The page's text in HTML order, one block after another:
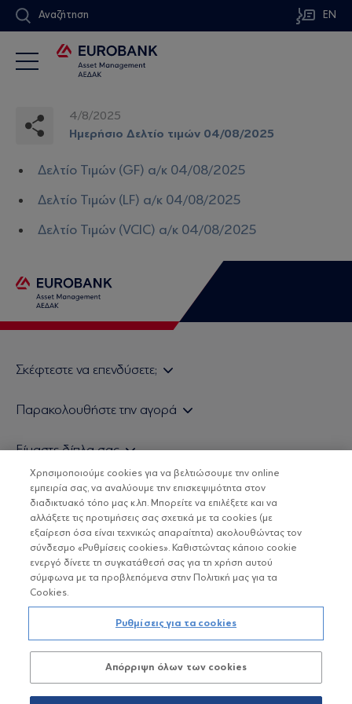
Αναζήτηση EN
4/8/2025
Ημερήσιο Δελτίο τιμών 04/08/2025
Δελτίο Τιμών (GF) α/κ 04/08/2025
Δελτίο Τιμών (LF) α/κ 04/08/2025
Δελτίο Τιμών (VCIC) α/κ 04/08/2025
Σκέφτεστε να επενδύσετε;
Τιμολογιακή Πολιτική
Δείτε τις πολιτικές μας
Βασικές Γνώσεις
Παρακολουθήστε την αγορά
Τα νέα μας
Χρήσιμοι σύνδεσμοι
Είμαστε δίπλα σας
H Eurobank Asset Management ΑΕΔΑΚ
Επενδυτική φιλοσοφία ESG
Πιστοποιημένα στελέχη και συνεργάτες
Αποστολή Βιογραφικών
ΟΙ ΟΣΕΚΑ ΔΕΝ ΕΧΟΥΝ ΕΓΓΥΗΜΕΝΗ ΑΠΟΔΟΣΗ ΚΑΙ ΟΙ
ΠΡΟΗΓΟΥΜΕΝΕΣ ΑΠΟΔΟΣΕΙΣ ΔΕΝ ΔΙΑΣΦΑΛΙΖΟΥΝ ΤΙΣ
ΜΕΛΛΟΝΤΙΚΕΣ
Copyright © Eurobank ΑΕΔΑΚ
Προστασία Προσωπικών Δεδομένων
Όροι χρήσης
Χρησιμοποιούμε cookies για να βελτιώσουμε την online
εμπειρία σας, να αναλύουμε την επισκεψιμότητα στον
διαδικτυακό τόπο μας κ.λπ. Μπορείτε να επιλέξετε και να
αλλάξετε τις προτιμήσεις σας σχετικά με τα cookies (με
εξαίρεση όσα είναι τεχνικώς απαραίτητα) ακολουθώντας τον
σύνδεσμο «Ρυθμίσεις cookies». Καθιστώντας κάποιο cookie
ενεργό δίνετε τη συγκατάθεσή σας για τη χρήση αυτού
σύμφωνα με τα προβλεπόμενα στην Πολιτική μας για τα
Cookies.
Ρυθμίσεις για τα cookies
Απόρριψη όλων των cookies